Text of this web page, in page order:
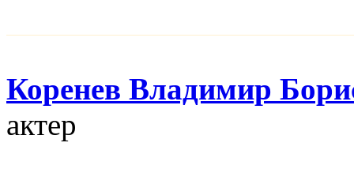
Коренев Владимир
актер